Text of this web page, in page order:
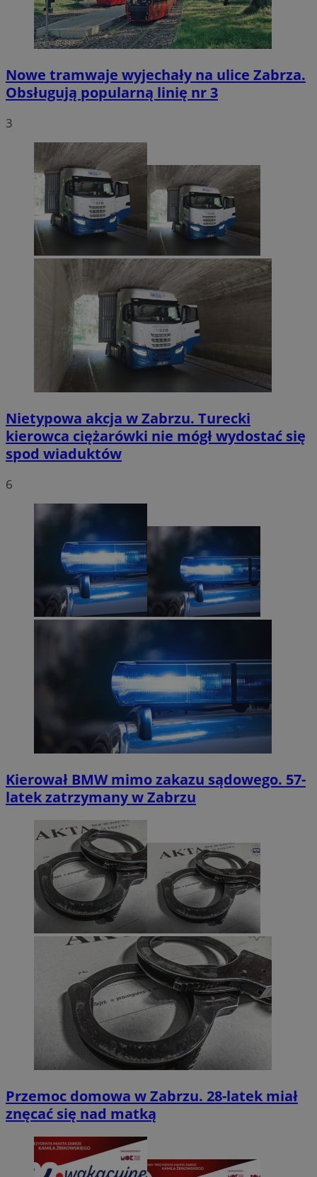
Nowe tramwaje wyjechały na ulice Zabrza.
Obsługują popularną linię nr 3
3
Nietypowa akcja w Zabrzu. Turecki
kierowca ciężarówki nie mógł wydostać się
spod wiaduktów
6
Kierował BMW mimo zakazu sądowego. 57-
latek zatrzymany w Zabrzu
Przemoc domowa w Zabrzu. 28-latek miał
znęcać się nad matką